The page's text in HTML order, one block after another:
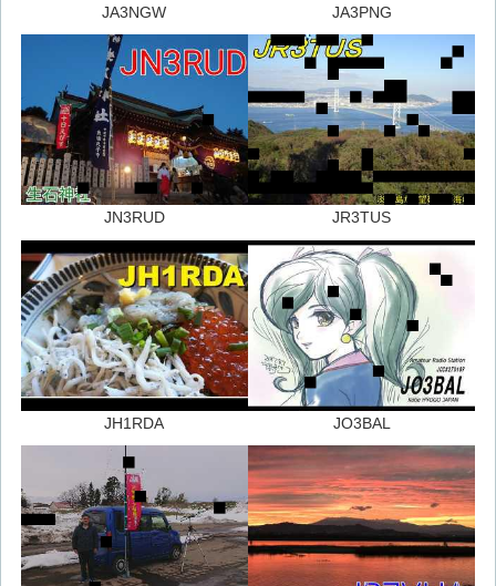
JA3NGW JA3PNG
JN3RUD JR3TUS
JH1RDA JO3BAL